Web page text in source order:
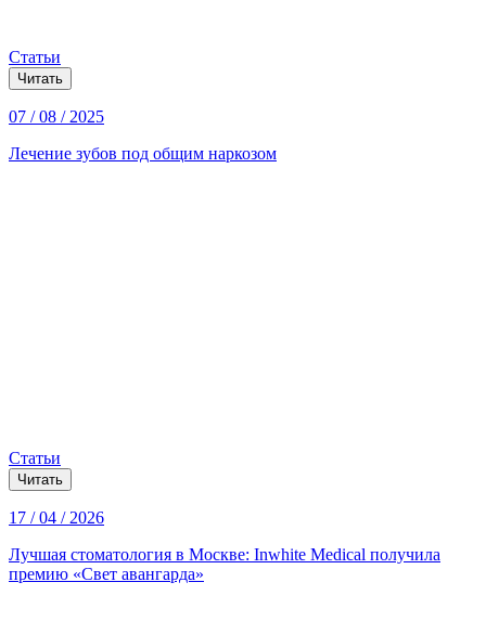
Статьи
Читать
07 / 08 / 2025
Лечение зубов под общим наркозом
Статьи
Читать
17 / 04 / 2026
Лучшая стоматология в Москве: Inwhite Medical получила
премию «Свет авангарда»